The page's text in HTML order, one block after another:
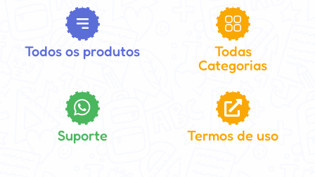
Todos os produtos
Todas
Categorias
Suporte Termos de uso